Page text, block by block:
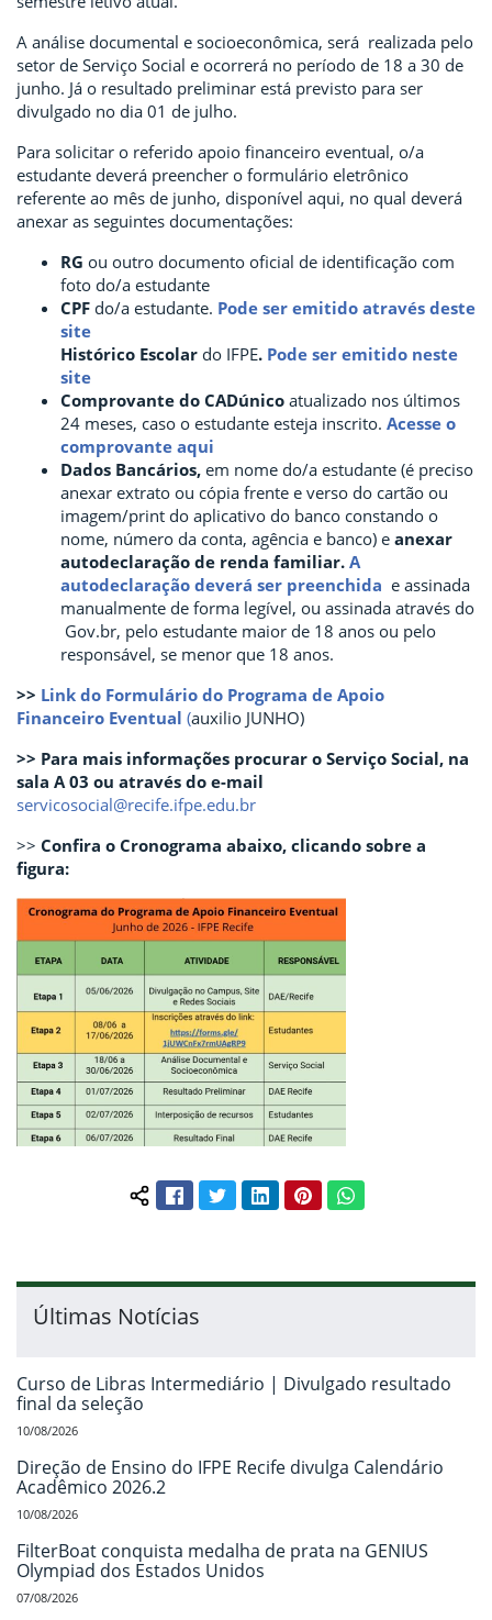
A análise documental e socioeconômica, será realizada pelo
setor de Serviço Social e ocorrerá no período de 18 a 30 de
junho. Já o resultado preliminar está previsto para ser
divulgado no dia 01 de julho.
Para solicitar o referido apoio financeiro eventual, o/a
estudante deverá preencher o formulário eletrônico
referente ao mês de junho, disponível aqui, no qual deverá
anexar as seguintes documentações:
RG ou outro documento oficial de identificação com
foto do/a estudante
CPF do/a estudante. Pode ser emitido através deste
site
Histórico Escolar do IFPE. Pode ser emitido neste
site
Comprovante do CADúnico atualizado nos últimos
24 meses, caso o estudante esteja inscrito. Acesse o
comprovante aqui
Dados Bancários, em nome do/a estudante (é preciso
anexar extrato ou cópia frente e verso do cartão ou
imagem/print do aplicativo do banco constando o
nome, número da conta, agência e banco) e anexar
autodeclaração de renda familiar. A
autodeclaração deverá ser preenchida e assinada
manualmente de forma legível, ou assinada através do
Gov.br, pelo estudante maior de 18 anos ou pelo
responsável, se menor que 18 anos.
>> Link do Formulário do Programa de Apoio
Financeiro Eventual (auxilio JUNHO)
>> Para mais informações procurar o Serviço Social, na
sala A 03 ou através do e-mail
servicosocial@recife.ifpe.edu.br
>> Confira o Cronograma abaixo, clicando sobre a
figura:
Compartilhar conteúdo:
FacebookTwitterLinkedInPinterestWhatsApp
Últimas Notícias
Curso de Libras Intermediário | Divulgado resultado
final da seleção
10/08/2026
Direção de Ensino do IFPE Recife divulga Calendário
Acadêmico 2026.2
10/08/2026
FilterBoat conquista medalha de prata na GENIUS
Olympiad dos Estados Unidos
07/08/2026